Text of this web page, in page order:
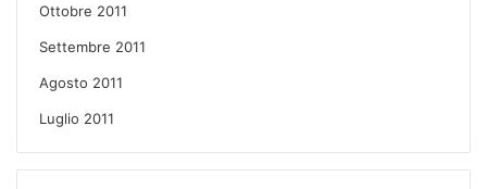
Ottobre 2011
Settembre 2011
Agosto 2011
Luglio 2011